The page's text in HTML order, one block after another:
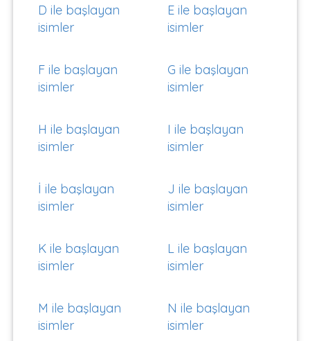
D ile başlayan
isimler
E ile başlayan
isimler
F ile başlayan
isimler
G ile başlayan
isimler
H ile başlayan
isimler
I ile başlayan
isimler
İ ile başlayan
isimler
J ile başlayan
isimler
K ile başlayan
isimler
L ile başlayan
isimler
M ile başlayan
isimler
N ile başlayan
isimler